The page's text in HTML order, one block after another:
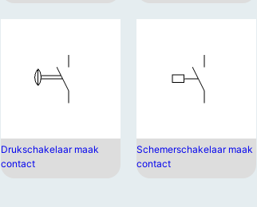
Drukschakelaar maak
contact
Schemerschakelaar maak
contact